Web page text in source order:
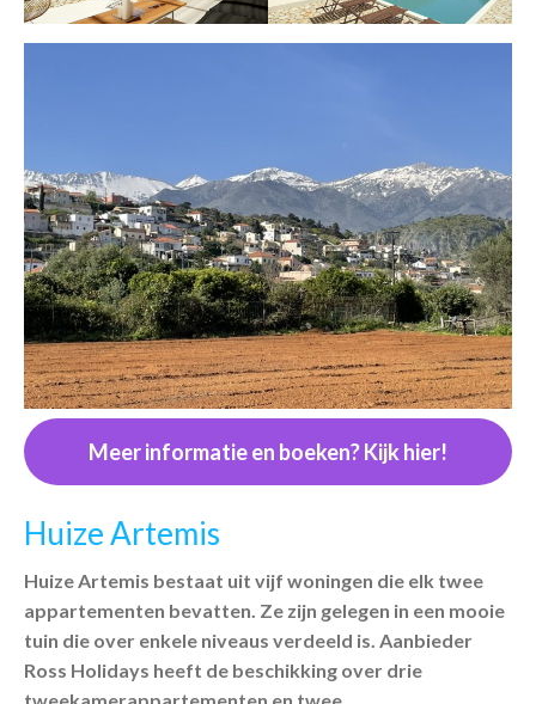
Meer informatie en boeken? Kijk hier!
Huize Artemis
Huize Artemis bestaat uit vijf woningen die elk twee
appartementen bevatten. Ze zijn gelegen in een mooie
tuin die over enkele niveaus verdeeld is. Aanbieder
Ross Holidays heeft de beschikking over drie